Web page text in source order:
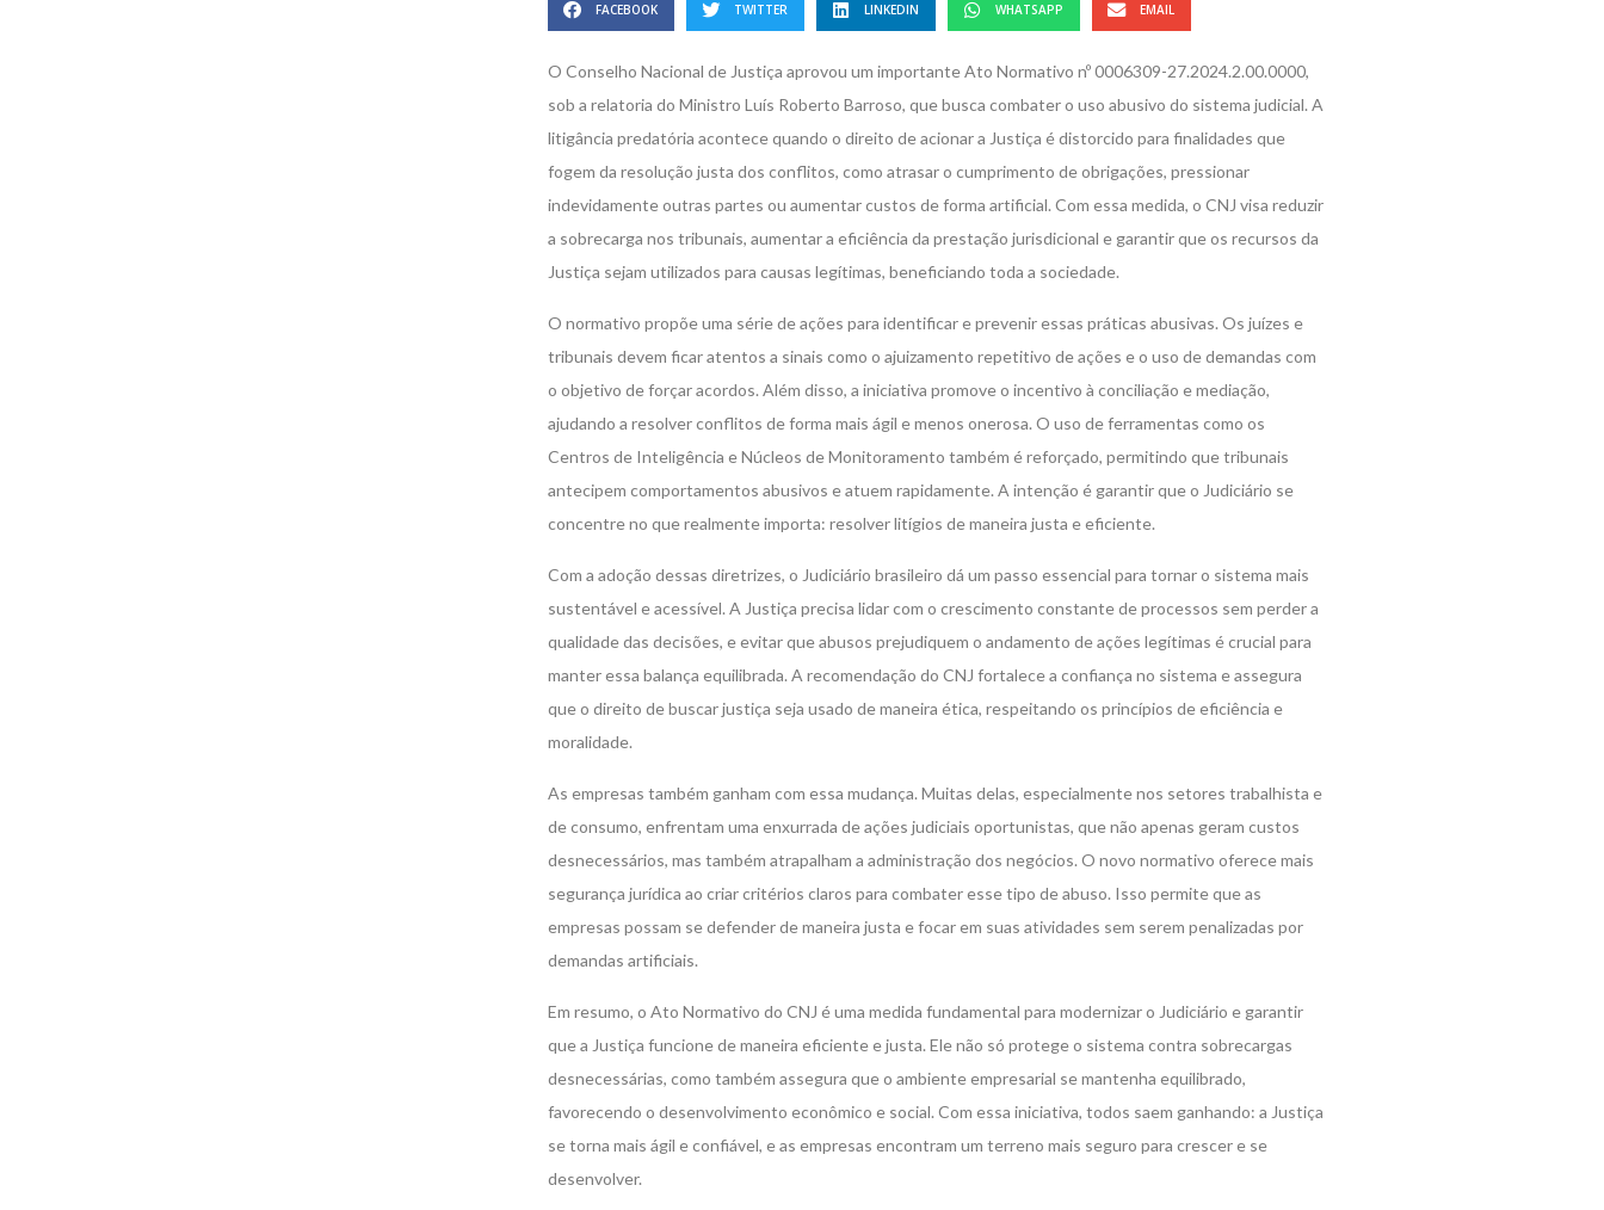
FACEBOOK TWITTER LINKEDIN WHATSAPP EMAIL
O Conselho Nacional de Justiça aprovou um importante Ato Normativo nº 0006309-27.2024.2.00.0000,
sob a relatoria do Ministro Luís Roberto Barroso, que busca combater o uso abusivo do sistema judicial. A
litigância predatória acontece quando o direito de acionar a Justiça é distorcido para finalidades que
fogem da resolução justa dos conflitos, como atrasar o cumprimento de obrigações, pressionar
indevidamente outras partes ou aumentar custos de forma artificial. Com essa medida, o CNJ visa reduzir
a sobrecarga nos tribunais, aumentar a eficiência da prestação jurisdicional e garantir que os recursos da
Justiça sejam utilizados para causas legítimas, beneficiando toda a sociedade.
O normativo propõe uma série de ações para identificar e prevenir essas práticas abusivas. Os juízes e
tribunais devem ficar atentos a sinais como o ajuizamento repetitivo de ações e o uso de demandas com
o objetivo de forçar acordos. Além disso, a iniciativa promove o incentivo à conciliação e mediação,
ajudando a resolver conflitos de forma mais ágil e menos onerosa. O uso de ferramentas como os
Centros de Inteligência e Núcleos de Monitoramento também é reforçado, permitindo que tribunais
antecipem comportamentos abusivos e atuem rapidamente. A intenção é garantir que o Judiciário se
concentre no que realmente importa: resolver litígios de maneira justa e eficiente.
Com a adoção dessas diretrizes, o Judiciário brasileiro dá um passo essencial para tornar o sistema mais
sustentável e acessível. A Justiça precisa lidar com o crescimento constante de processos sem perder a
qualidade das decisões, e evitar que abusos prejudiquem o andamento de ações legítimas é crucial para
manter essa balança equilibrada. A recomendação do CNJ fortalece a confiança no sistema e assegura
que o direito de buscar justiça seja usado de maneira ética, respeitando os princípios de eficiência e
moralidade.
As empresas também ganham com essa mudança. Muitas delas, especialmente nos setores trabalhista e
de consumo, enfrentam uma enxurrada de ações judiciais oportunistas, que não apenas geram custos
desnecessários, mas também atrapalham a administração dos negócios. O novo normativo oferece mais
segurança jurídica ao criar critérios claros para combater esse tipo de abuso. Isso permite que as
empresas possam se defender de maneira justa e focar em suas atividades sem serem penalizadas por
demandas artificiais.
Em resumo, o Ato Normativo do CNJ é uma medida fundamental para modernizar o Judiciário e garantir
que a Justiça funcione de maneira eficiente e justa. Ele não só protege o sistema contra sobrecargas
desnecessárias, como também assegura que o ambiente empresarial se mantenha equilibrado,
favorecendo o desenvolvimento econômico e social. Com essa iniciativa, todos saem ganhando: a Justiça
se torna mais ágil e confiável, e as empresas encontram um terreno mais seguro para crescer e se
desenvolver.